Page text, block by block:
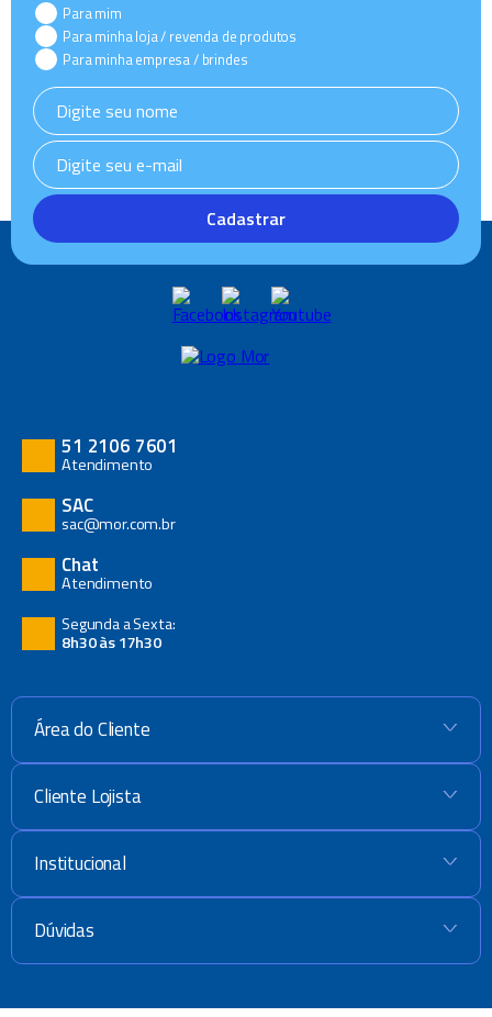
Para mim
Para minha loja / revenda de produtos
Para minha empresa / brindes
Cadastrar
51 2106 7601
Atendimento
SAC
sac@mor.com.br
Chat
Atendimento
Segunda a Sexta:
8h30 às 17h30
Área do Cliente +
Cliente Lojista +
Institucional +
Dúvidas +